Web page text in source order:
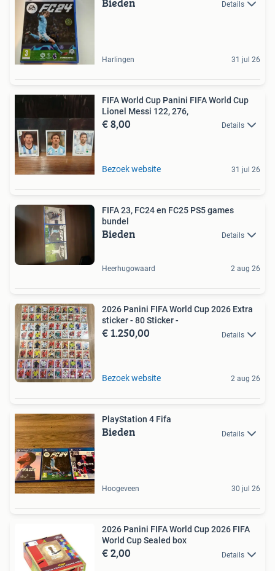
Details
Harlingen 31 jul 26
FIFA World Cup Panini FIFA World Cup
Lionel Messi 122, 276,
€ 8,00 Details
Bezoek website 31 jul 26
FIFA 23, FC24 en FC25 PS5 games
bundel
Bieden Details
Heerhugowaard 2 aug 26
2026 Panini FIFA World Cup 2026 Extra
sticker - 80 Sticker -
€ 1.250,00 Details
Bezoek website 2 aug 26
PlayStation 4 Fifa
Bieden Details
Hoogeveen 30 jul 26
2026 Panini FIFA World Cup 2026 FIFA
World Cup Sealed box
€ 2,00 Details